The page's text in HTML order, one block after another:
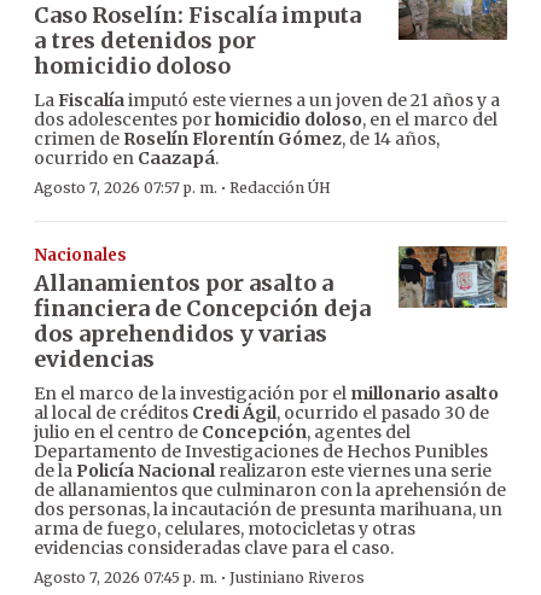
Caso Roselín: Fiscalía imputa
a tres detenidos por
homicidio doloso
LaFiscalíaimputó este viernes a un joven de 21 años y a
dos adolescentes porhomicidio doloso, en el marco del
crimen de Roselín Florentín Gómez, de 14 años,
ocurrido en Caazapá.
Agosto 7, 2026 07:57 p. m. · Redacción ÚH
Nacionales
Allanamientos por asalto a
financiera de Concepción deja
dos aprehendidos y varias
evidencias
En el marco de la investigación por el millonario asalto
al local de créditos Credi Ágil, ocurrido el pasado 30 de
julio en el centro de Concepción, agentes del
Departamento de Investigaciones de Hechos Punibles
de la Policía Nacionalrealizaron este viernes una serie
de allanamientos que culminaron con la aprehensión de
dos personas, la incautación de presunta marihuana, un
arma de fuego, celulares, motocicletas y otras
evidencias consideradas clave para el caso.
Agosto 7, 2026 07:45 p. m. · Justiniano Riveros